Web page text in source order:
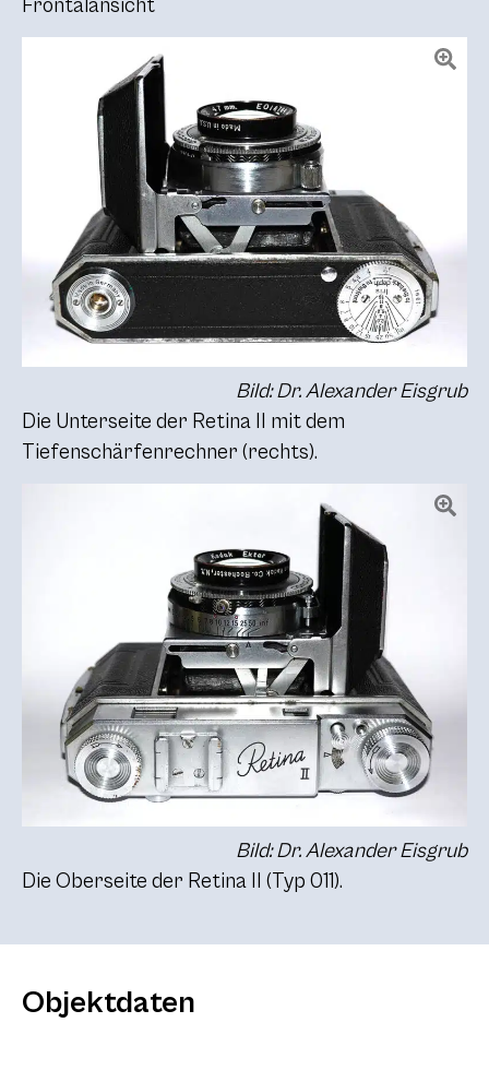
Frontalansicht
Bild: Dr. Alexander Eisgrub
Die Unterseite der Retina II mit dem
Tiefenschärfenrechner (rechts).
Bild: Dr. Alexander Eisgrub
Die Oberseite der Retina II (Typ 011).
Objektdaten